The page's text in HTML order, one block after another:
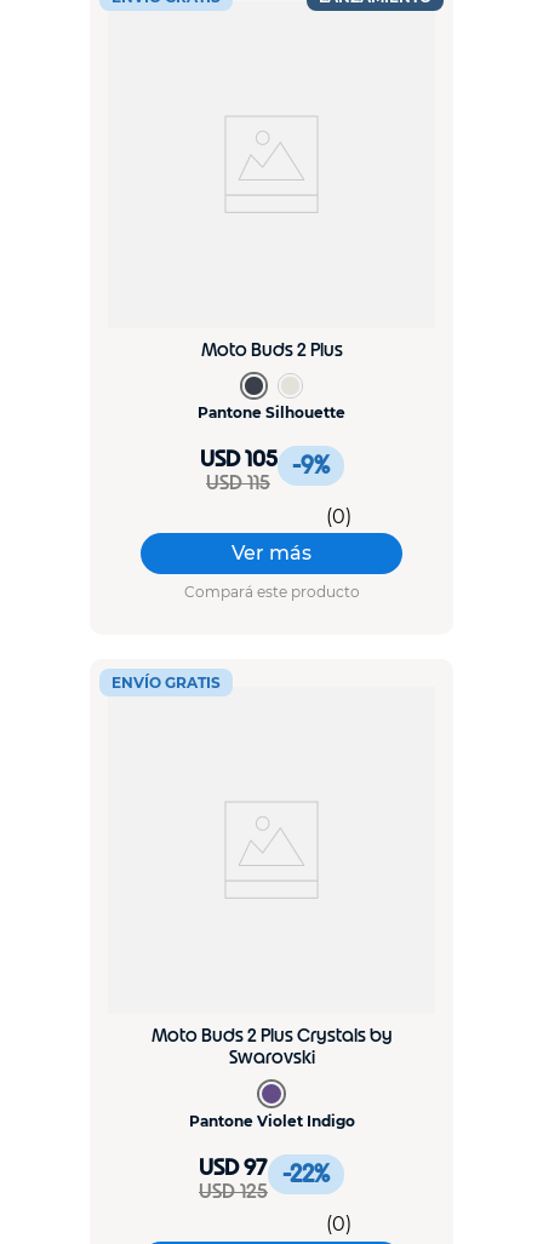
Moto Buds 2 Plus
Pantone Silhouette
-9%
USD 105
USD 115
(0)
Ver más
Compará este producto
Moto Buds 2 Plus Crystals by
Swarovski
Pantone Violet Indigo
-22%
USD 97
USD 125
(0)
ENVÍO GRATIS